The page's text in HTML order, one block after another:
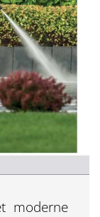
moderne